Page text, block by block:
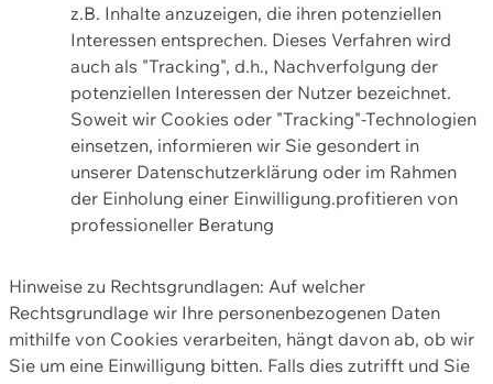
z.B. Inhalte anzuzeigen, die ihren potenziellen
Interessen entsprechen. Dieses Verfahren wird
auch als "Tracking", d.h., Nachverfolgung der
potenziellen Interessen der Nutzer bezeichnet.
Soweit wir Cookies oder "Tracking"-Technologien
einsetzen, informieren wir Sie gesondert in
unserer Datenschutzerklärung oder im Rahmen
der Einholung einer Einwilligung.profitieren von
professioneller Beratung
Hinweise zu Rechtsgrundlagen: Auf welcher
Rechtsgrundlage wir Ihre personenbezogenen Daten
mithilfe von Cookies verarbeiten, hängt davon ab, ob wir
Sie um eine Einwilligung bitten. Falls dies zutrifft und Sie